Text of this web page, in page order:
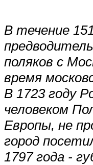
В течение
поляков с
время
В 1723 году
человеком
Европы, не
город
1797 года -